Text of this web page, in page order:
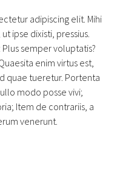
adipiscing elit. Mihi
ipse dixisti, pressius.
semper voluptatis?
enim virtus est,
quae tueretur. Portenta
modo posse vivi;
Item de contrariis, a
venerunt.